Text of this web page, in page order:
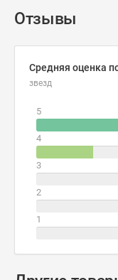
Отзывы
Средняя оценка
звезд
5
4
3
2
1